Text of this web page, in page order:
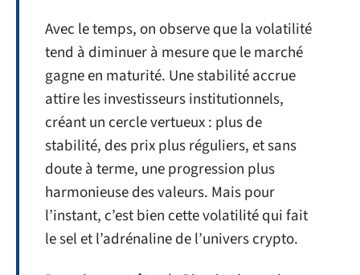
Avec le temps, on observe que la volatilité
tend à diminuer à mesure que le marché
gagne en maturité. Une stabilité accrue
attire les investisseurs institutionnels,
créant un cercle vertueux : plus de
stabilité, des prix plus réguliers, et sans
doute à terme, une progression plus
harmonieuse des valeurs. Mais pour
l’instant, c’est bien cette volatilité qui fait
le sel et l’adrénaline de l’univers crypto.